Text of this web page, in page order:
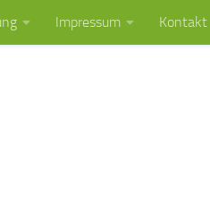
Impressum Kontakt